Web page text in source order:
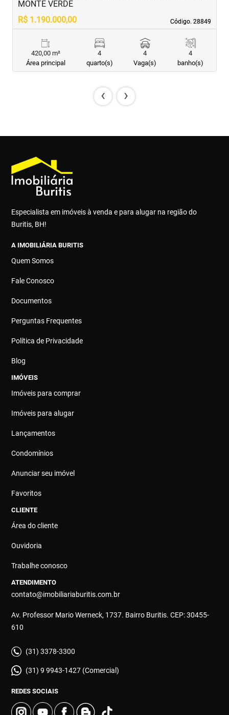
Código. 28849
Código. 28849
MONTE VERDE
R$ 1.190.000,00
420,00 m²
Área principal
4
quarto(s)
4
Vaga(s)
4
banho(s)
‹ ›
Especialista em imóveis à venda e para alugar na região do
Buritis, BH!
A IMOBILIÁRIA BURITIS
Quem Somos
Fale Conosco
Documentos
Perguntas Frequentes
Política de Privacidade
Blog
IMÓVEIS
Imóveis para comprar
Imóveis para alugar
Lançamentos
Condomínios
Anunciar seu imóvel
Favoritos
CLIENTE
Área do cliente
Ouvidoria
Trabalhe conosco
ATENDIMENTO
contato@imobiliariaburitis.com.br
Av. Professor Mario Werneck, 1737. Bairro Buritis. CEP: 30455-
610
(31) 3378-3300
(31) 9 9943-1427 (Comercial)
REDES SOCIAIS